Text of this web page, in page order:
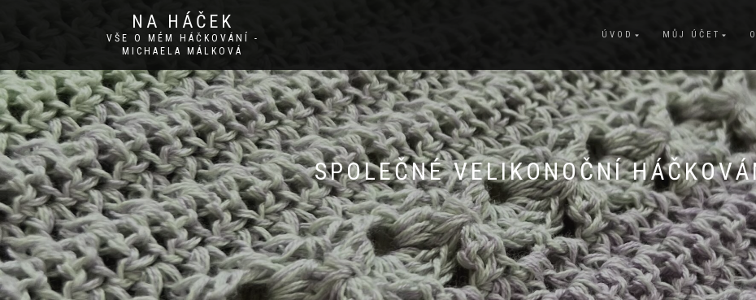
NA HÁČEK
VŠE O MÉM HÁČKOVÁNÍ -
MICHAELA MÁLKOVÁ
ÚVOD MŮJ ÚČET
SPOLEČNÉ VELIKONOČNÍ